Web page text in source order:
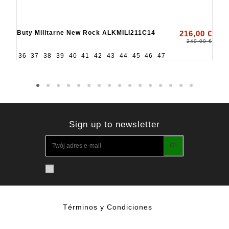
Buty Militarne New Rock ALKMILI211C14 216,00 €
240,00 €
36 37 38 39 40 41 42 43 44 45 46 47
Sign up to newsletter
Términos y Condiciones